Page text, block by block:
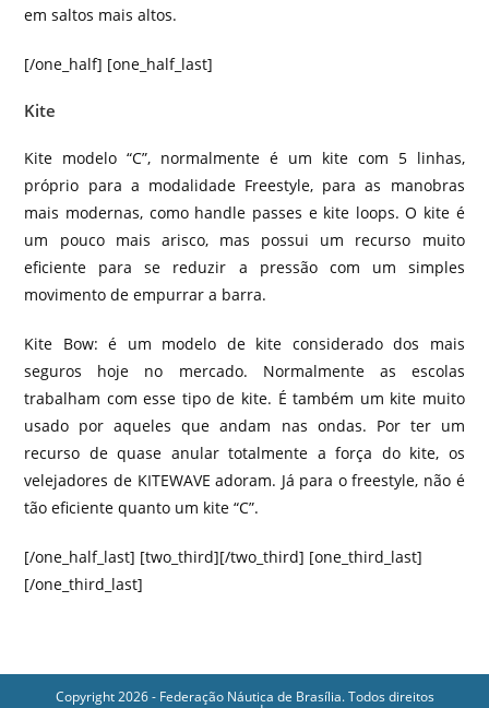
em saltos mais altos.
[/one_half] [one_half_last]
Kite
Kite modelo “C”, normalmente é um kite com 5 linhas,
próprio para a modalidade Freestyle, para as manobras
mais modernas, como handle passes e kite loops. O kite é
um pouco mais arisco, mas possui um recurso muito
eficiente para se reduzir a pressão com um simples
movimento de empurrar a barra.
Kite Bow: é um modelo de kite considerado dos mais
seguros hoje no mercado. Normalmente as escolas
trabalham com esse tipo de kite. É também um kite muito
usado por aqueles que andam nas ondas. Por ter um
recurso de quase anular totalmente a força do kite, os
velejadores de KITEWAVE adoram. Já para o freestyle, não é
tão eficiente quanto um kite “C”.
[/one_half_last] [two_third][/two_third] [one_third_last]
[/one_third_last]
Copyright 2026 - Federação Náutica de Brasília. Todos direitos